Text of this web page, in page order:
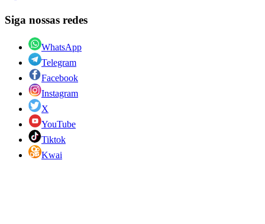
Siga nossas redes
WhatsApp
Telegram
Facebook
Instagram
X
YouTube
Tiktok
Kwai